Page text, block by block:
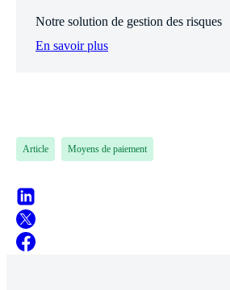
Notre solution de gestion des risques
En savoir plus
Article Moyens de paiement